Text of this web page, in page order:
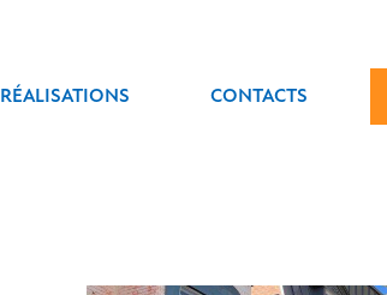
RÉALISATIONS CONTACTS